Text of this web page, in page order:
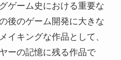
ゲーム史における重要な
後のゲーム開発に大きな
イキングな作品として、
ーの記憶に残る作品で